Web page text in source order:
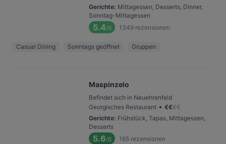
Gerichte: Mittagessen, Desserts, Dinner,
Sonntag-Mittagessen
5.4/6 1349 rezensionen
Casual Dining Sonntags geöffnet Gruppen
Maspinzelo
Befindet sich in Neuehrenfeld
Georgisches Restaurant • €€€€
Gerichte: Frühstück, Tapas, Mittagessen,
Desserts
5.6/6 165 rezensionen